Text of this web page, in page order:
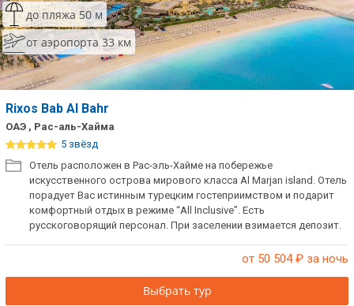
до пляжа 50 м
от аэропорта 33 км
Rixos Bab Al Bahr
ОАЭ , Рас-аль-Хайма
5 звёзд
Отель расположен в Рас-эль-Хайме на побережье
искусственного острова мирового класса Al Marjan island. Отель
порадует Вас истинным турецким гостеприимством и подарит
комфортный отдых в режиме “All Inclusive”. Есть
русскоговорящий персонал. При заселении взимается депозит.
от 50 504₽ за ночь
Выбрать тур